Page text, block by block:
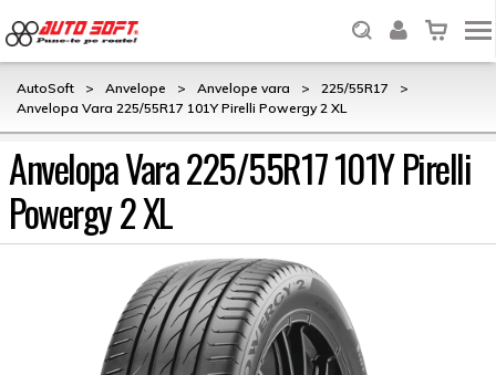
AutoSoft > Anvelope > Anvelope vara > 225/55R17
>
Anvelopa Vara 225/55R17 101Y Pirelli Powergy 2 XL
Anvelopa Vara 225/55R17 101Y Pirelli
Powergy 2 XL